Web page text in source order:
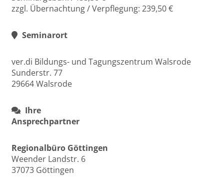
zzgl. Übernachtung / Verpflegung: 239,50 €
Seminarort
ver.di Bildungs- und Tagungszentrum Walsrode
Sunderstr. 77
29664 Walsrode
Ihre
Ansprechpartner
Regionalbüro Göttingen
Weender Landstr. 6
37073 Göttingen